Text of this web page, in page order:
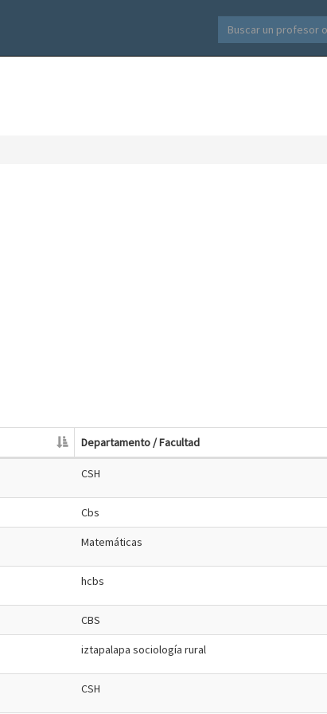
Departamento / Facultad
CSH
Cbs
Matemáticas
hcbs
CBS
iztapalapa sociología rural
CSH